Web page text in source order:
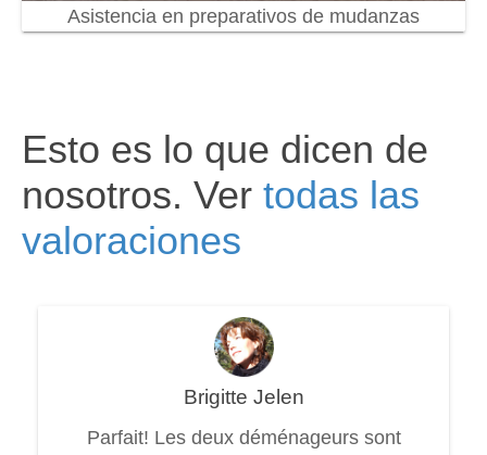
Asistencia en preparativos de mudanzas
Esto es lo que dicen de
nosotros. Ver todas las
valoraciones
Brigitte Jelen
Parfait! Les deux déménageurs sont